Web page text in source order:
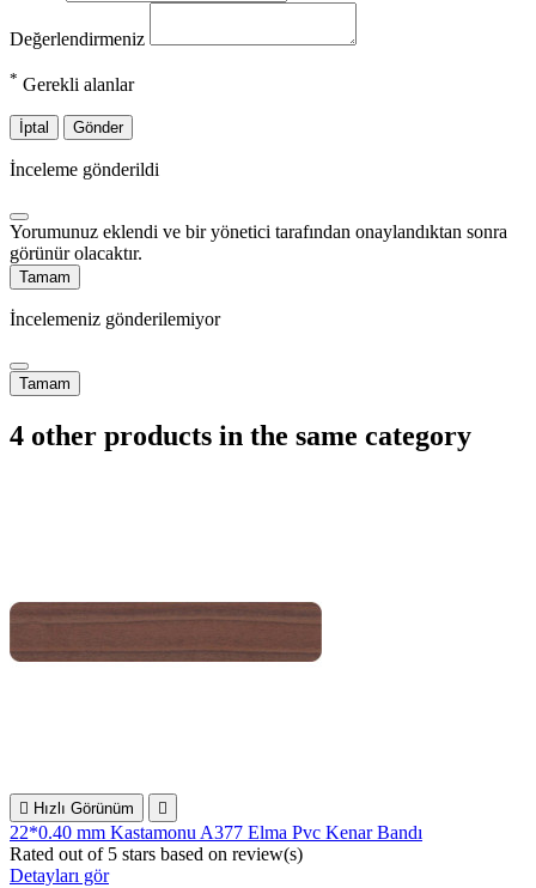
Değerlendirmeniz
* Gerekli alanlar
İptal Gönder
İnceleme gönderildi
Yorumunuz eklendi ve bir yönetici tarafından onaylandıktan sonra
görünür olacaktır.
Tamam
İncelemeniz gönderilemiyor
Tamam
4 other products in the same category
 Hızlı Görünüm 
22*0.40 mm Kastamonu A377 Elma Pvc Kenar Bandı
Rated out of 5 stars based on review(s)
Detayları gör